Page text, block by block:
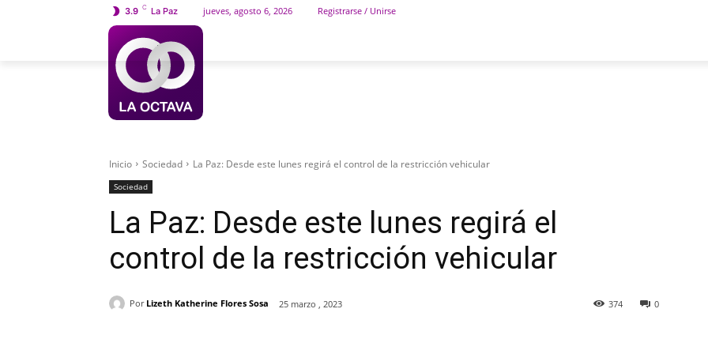
3.9 C La Paz jueves, agosto 6, 2026 Registrarse / Unirse
Inicio Sociedad La Paz: Desde este lunes regirá el control de la restricción vehicular
Sociedad
La Paz: Desde este lunes regirá el
control de la restricción vehicular
Por Lizeth Katherine Flores Sosa 25 marzo , 2023 0
374